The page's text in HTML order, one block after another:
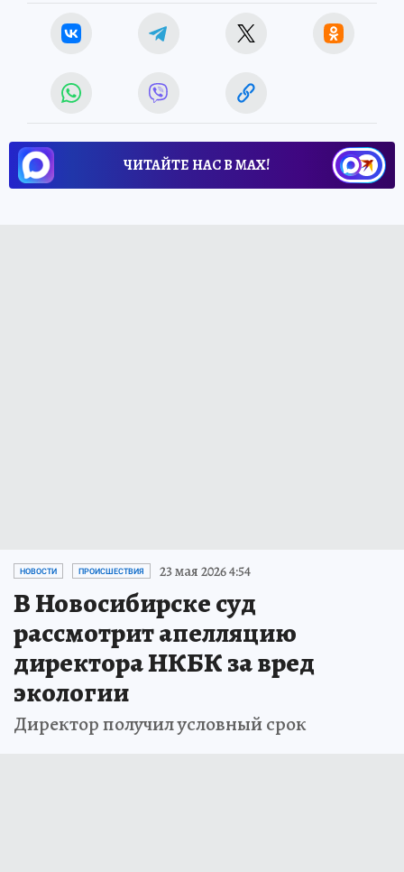
ЧИТАЙТЕ НАС В МАХ!
НОВОСТИ ПРОИСШЕСТВИЯ 23 мая 2026 4:54
В Новосибирске суд
рассмотрит апелляцию
директора НКБК за вред
экологии
Директор получил условный срок